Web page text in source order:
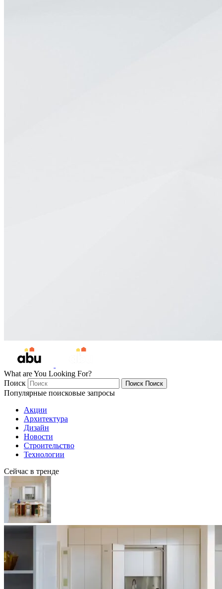
What are You Looking For?
Поиск
Поиск Поиск
Популярные поисковые запросы
Акции
Архитектура
Дизайн
Новости
Строительство
Технологии
Сейчас в тренде